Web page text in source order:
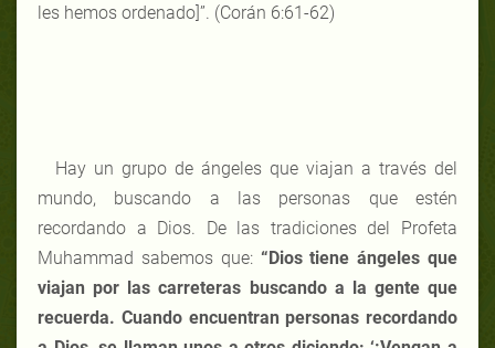
les hemos ordenado]”. (Corán 6:61-62)
Hay un grupo de ángeles que viajan a través del
mundo, buscando a las personas que estén
recordando a Dios. De las tradiciones del Profeta
Muhammad sabemos que: “Dios tiene ángeles que
viajan por las carreteras buscando a la gente que
recuerda. Cuando encuentran personas recordando